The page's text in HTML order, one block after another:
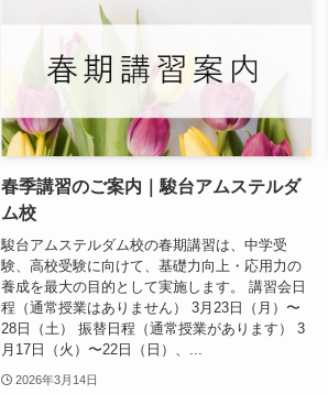
春季講習のご案内｜駿台アムステルダ
ム校
駿台アムステルダム校の春期講習は、中学受
験、高校受験に向けて、基礎力向上・応用力の
養成を最大の目的として実施します。 講習会日
程（通常授業はありません） 3月23日（月）〜
28日（土） 振替日程（通常授業があります） 3
月17日（火）〜22日（日）、...
2026年3月14日